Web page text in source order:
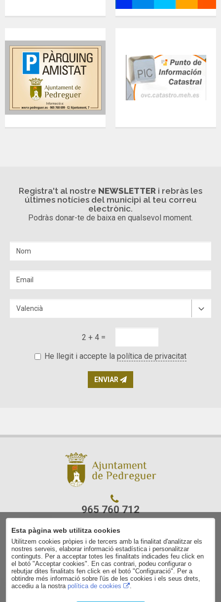
Registra't al nostre NEWSLETTER i rebràs les
últimes notícies del municipi al teu correu
electrònic.
Podràs donar-te de baixa en qualsevol moment.
2 + 4 =
He llegit i accepte la política de privacitat
ENVIAR
965 760 712
C/ Ajuntament, 7
03750 Pedreguer
(Alacant)
Avís legal
Contacte
Esta pàgina web utilitza cookies
Utilitzem cookies pròpies i de tercers amb la finalitat d'analitzar els
nostres serveis, elaborar informació estadística i personalitzar
continguts. Per a acceptar totes les finalitats indicades feu click en
el botó "Acceptar cookies". En cas contrari, podeu configurar o
rebutjar dites finalitats fen click en el botó "Configuració". Per a
obtindre més informació sobre l'ús de les cookies i els seus drets,
accediu a la nostra política de cookies .